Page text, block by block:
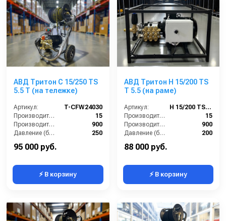
АВД Тритон C 15/250 TS
5.5 T (на тележке)
Артикул:
T-CFW24030
Производительность (л/мин):
15
Производительность (л/ч):
900
Давление (бар):
250
Напряжение (В):
95 000 руб.
⚡ В корзину
АВД Тритон Н 15/200 TS
Т 5.5 (на раме)
Артикул:
Н 15/200 TS Т 5.5
Производительность (л/мин):
15
Производительность (л/ч):
900
Давление (бар):
200
Напряжение (В):
88 000 руб.
⚡ В корзину